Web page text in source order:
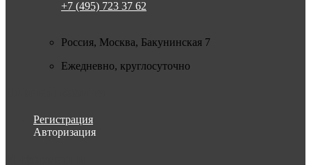
+7 (495) 723 37 62
Россия, Москва, Бакунинская 7
Ежедневно, круглосуточно
Регистрация
Авторизация